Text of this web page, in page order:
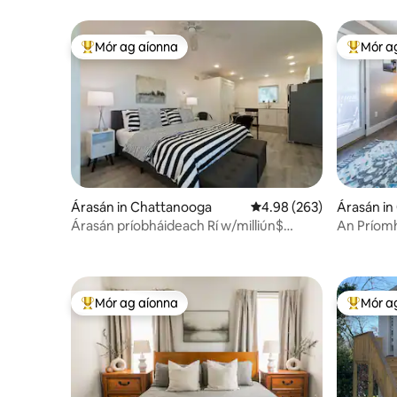
An-mhór ag aíonna
Mór ag aíonna
Árasán in Chattanooga Meánrátáil 4.98 as 5,
4.98 (263)
Árasán príobháideach Rí w/milliún$
An-Mór
Árasán
An
An-mhór ag aíonna
Mór ag aíonna An-Mór